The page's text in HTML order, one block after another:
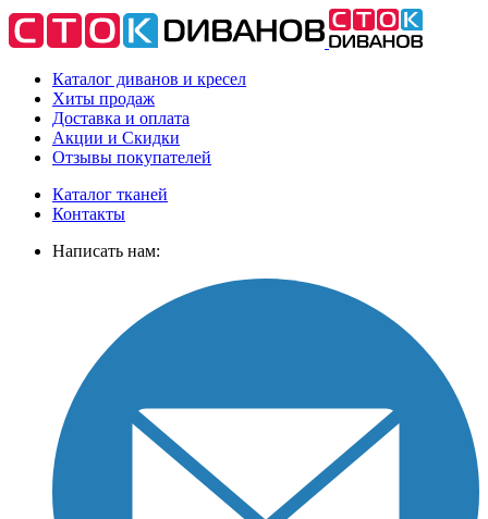
Каталог диванов и кресел
Хиты продаж
Доставка и оплата
Акции и Скидки
Отзывы покупателей
Каталог тканей
Контакты
Написать нам: